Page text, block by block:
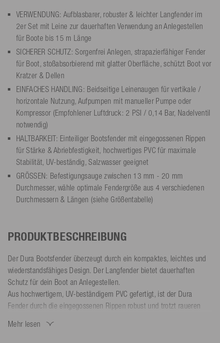
VERWENDUNG: Aufblasbarer, robuster & leichter Langfender im
2er Set mit Leine zur dauerhaften Verwendung an Anlegestellen
für Boote bis 15 m Länge
SICHERER SCHUTZ: Sorgenfrei Anlegen, strapazierfähiger Fender
für Boot, stoßabsorbierend mit glatter Oberfläche, schützt Boot vor
Kratzer & Dellen
EINFACHES HANDLING: Beidseitige Leinenaugen für vertikale /
horizontale Nutzung, Aufpumpen mit manueller Pumpe oder
Kompressor (Empfohlener Luftdruck: 2 PSI / 0,14 Bar, Nadelventil
notwendig)
HALTBARKEIT: Einteiliger Bootsfender mit eingegossenen Rippen
für Stärke & Abriebfestigkeit, hochwertiges PVC für maximale
Stabilität, UV-beständig, Salzwasser geeignet
GRÖSSEN: Befestigungsauge zwischen 13 mm - 20 mm
Durchmesser, wähle optimale Fendergröße aus 4 verschiedenen
Durchmessern & Längen (siehe Größentabelle)
PRODUKTBESCHREIBUNG
Der Dura Bootsfender überzeugt durch ein kompaktes, leichtes und
wiederstandsfähiges Design. Der Langfender bietet dauerhaften
Schutz für dein Boot an Anlegestellen.
Aus hochwertigem, UV-beständigem PVC gefertigt, ist der Dura
Fender durch die eingegossenen Rippen robust und trotzt raueren
Boot zuverlässig vor Kratzern und Dellen. Die Leinenaugen sind
Mehr lesen